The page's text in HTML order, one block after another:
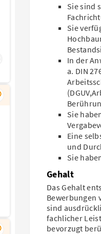
Sie sind
Sie
In der
a. DIN
Sie
Eine
und
Sie
Gehalt
Das Gehalt
Bewerbungen
sind
fachlicher
bevorzugt